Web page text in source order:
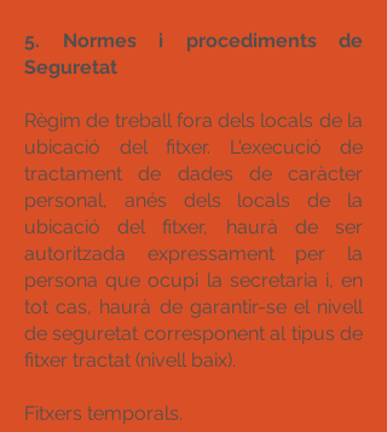
5. Normes i procediments de
Seguretat
Règim de treball fora dels locals de la
ubicació del fitxer. L'execució de
tractament de dades de caràcter
personal, anés dels locals de la
ubicació del fitxer, haurà de ser
autoritzada expressament per la
persona que ocupi la secretaria i, en
tot cas, haurà de garantir-se el nivell
de seguretat corresponent al tipus de
fitxer tractat (nivell baix).
Fitxers temporals.